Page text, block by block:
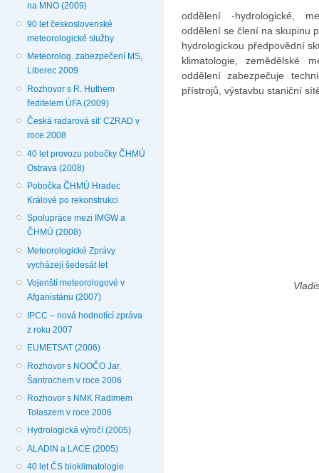
na MNO (2009)
90 let československé
meteorologické služby
Meteorolog. zabezpečení MS,
Liberec 2009
Rozhovor s R. Huthem
ředitelem ÚFA (2009)
Česká radarová síť CZRAD v
roce 2008
40 let provozu pobočky ČHMÚ
Ostrava (2008)
Pobočka ČHMÚ Hradec
Králové po rekonstrukci
Spolupráce mezi IMGW a
ČHMÚ (2008)
Meteorologické Zprávy
vycházejí šedesát let
Vojenští meteorologové v
Afganistánu (2007)
IPCC – nová hodnotící zpráva
z roku 2007
EUMETSAT (2006)
Rozhovor s NOOČO Jar.
Šantrochem v roce 2006
Rozhovor s NMK Radimem
Tolaszem v roce 2006
Hydrologická výročí (2005)
ALADIN a LACE (2005)
40 let ČS bioklimatologie
oddělení -hydrologické,
oddělení se člení na skupinu
hydrologickou předpovědní
klimatologie, zemědělské
oddělení zabezpečuje
přístrojů, výstavbu staniční